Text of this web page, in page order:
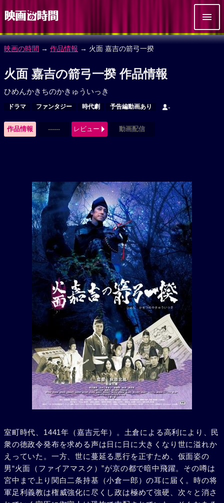
映画の時間 → 作品情報 → 火面 嘉吉の箭弓一揆
火面 嘉吉の箭弓一揆 作品情報
ひめんかきちのかきゅういっき
ドラマ ファンタジー 時代劇 予告編動画あり -
作品情報 ------ レビュー 動画配信
室町時代、1441年（嘉吉元年）。土倉による高利により、民
衆の徳政令発布を求める声は日に日に大きくなり世に溢れか
えっていた。一方、世に蔓延る悪行を正すため、仮面姿の
男“火面（ファイアマスク）”が京の都で暗中飛躍。その噂は
宮中まで上り関白二条持基（小倉一郎）の耳に届く。時の将
軍足利義教は権威強化に尽くし政は極めて強硬、次々と消さ